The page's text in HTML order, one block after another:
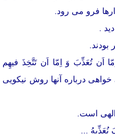
فرو می رود.
.
اَن تُعَذِّبَ وَ اِمّا اَن تَتَّخِذَ فیهِم
درباره آنها روش نیکویی
الهی است.
نُعَذِّبهُ ...